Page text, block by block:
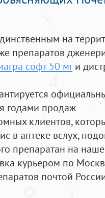
на
препаратов
софт 50 мги
годами продаж
клиентов,
в аптеке вслух,
препаратан на
курьером по
почтой